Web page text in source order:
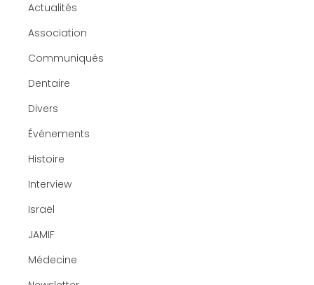
Actualités
Association
Communiqués
Dentaire
Divers
Événements
Histoire
Interview
Israël
JAMIF
Médecine